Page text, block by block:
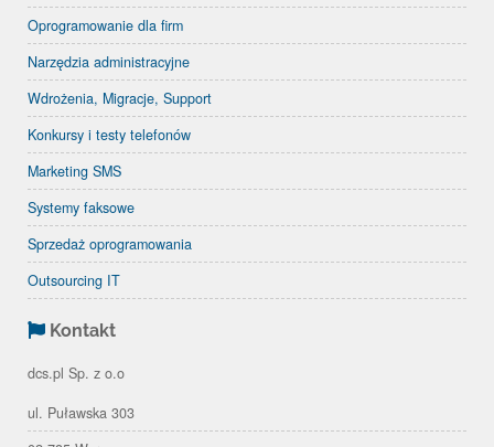
Oprogramowanie dla firm
Narzędzia administracyjne
Wdrożenia, Migracje, Support
Konkursy i testy telefonów
Marketing SMS
Systemy faksowe
Sprzedaż oprogramowania
Outsourcing IT
Kontakt
dcs.pl Sp. z o.o
ul. Puławska 303